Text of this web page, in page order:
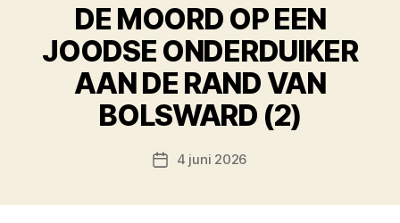
DE MOORD OP EEN
JOODSE ONDERDUIKER
AAN DE RAND VAN
BOLSWARD (2)
Berichtdatum
4 juni 2026